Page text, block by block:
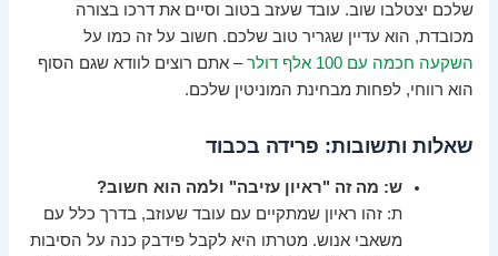
שלכם יצטלבו שוב. עובד שעזב בטוב וסיים את דרכו בצורה
מכובדת, הוא עדיין שגריר טוב שלכם. חשוב על זה כמו על
השקעה חכמה עם 100 אלף דולר
– אתם רוצים לוודא שגם הסוף
הוא רווחי, לפחות מבחינת המוניטין שלכם.
שאלות ותשובות: פרידה בכבוד
ש: מה זה "ראיון עזיבה" ולמה הוא חשוב?
ת: זהו ראיון שמתקיים עם עובד שעוזב, בדרך כלל עם
משאבי אנוש. מטרתו היא לקבל פידבק כנה על הסיבות